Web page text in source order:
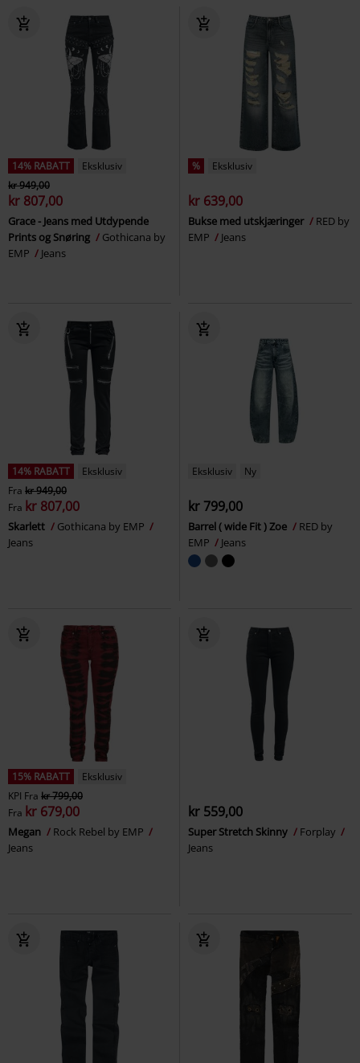
14% RABATT
Eksklusiv
kr 949,00
kr 807,00
Grace - Jeans med Utdypende
Prints og Snøring
Gothicana by
EMP
Jeans
% Eksklusiv
kr 639,00
Bukse med utskjæringer
RED by
EMP
Jeans
14% RABATT
Eksklusiv
Fra kr 949,00
Fra kr 807,00
Skarlett
Gothicana by EMP
Jeans
Eksklusiv Ny
kr 799,00
Barrel ( wide Fit ) Zoe
RED by
EMP
Jeans
15% RABATT
Eksklusiv
KPI Fra kr 799,00
Fra kr 679,00
Megan
Rock Rebel by EMP
Jeans
kr 559,00
Super Stretch Skinny
Forplay
Jeans